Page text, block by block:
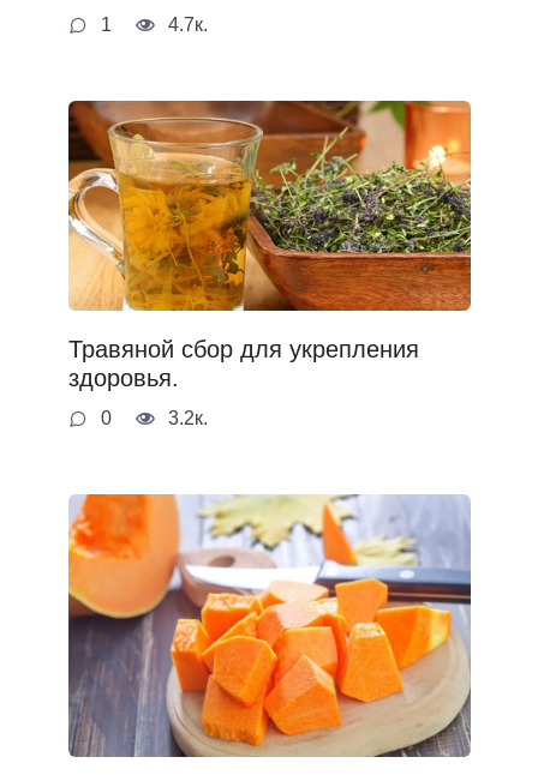
1 4.7к.
Травяной сбор для укрепления
здоровья.
0 3.2к.